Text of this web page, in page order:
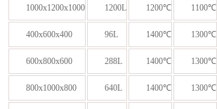
1000x1200x1000 1200L 1200℃ 1100℃
400x600x400 96L 1400℃ 1300℃
600x800x600 288L 1400℃ 1300℃
800x1000x800 640L 1400℃ 1300℃